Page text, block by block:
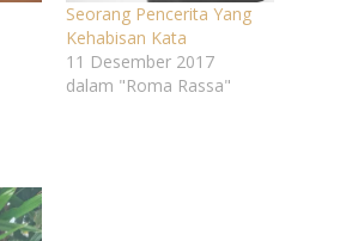
Seorang Pencerita Yang
Kehabisan Kata
11 Desember 2017
dalam "Roma Rassa"